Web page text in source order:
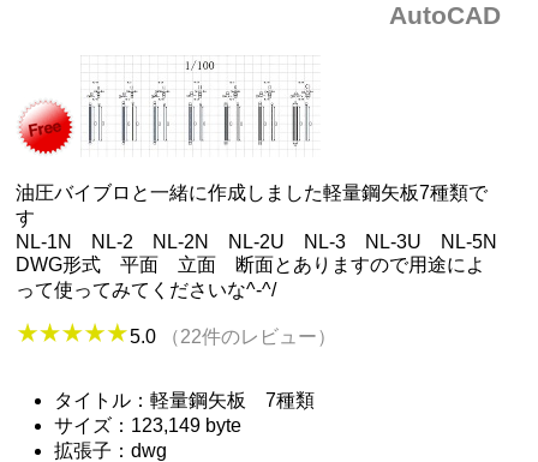
AutoCAD
油圧バイブロと一緒に作成しました軽量鋼矢板7種類で
す
NL-1N NL-2 NL-2N NL-2U NL-3 NL-3U NL-5N
DWG形式 平面 立面 断面とありますので用途によ
って使ってみてくださいな^-^/
5.0 （22件のレビュー）
タイトル：軽量鋼矢板 7種類
サイズ：123,149 byte
拡張子：dwg